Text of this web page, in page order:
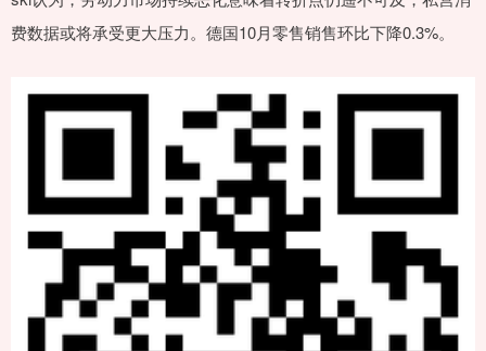
费数据或将承受更大压力。德国10月零售销售环比下降0.3%。